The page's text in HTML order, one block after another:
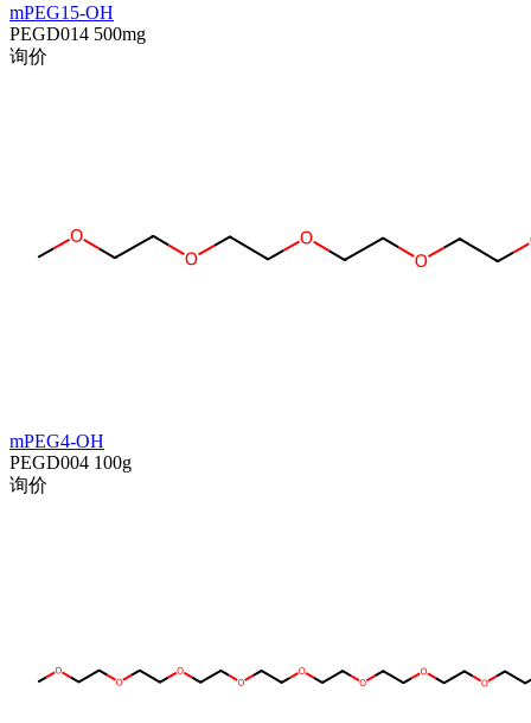
mPEG15-OH
PEGD014 500mg
询价
mPEG4-OH
PEGD004 100g
询价